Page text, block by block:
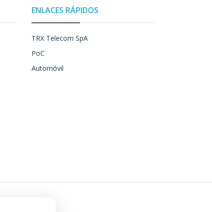
ENLACES RÁPIDOS
TRX Telecom SpA
PoC
Automóvil